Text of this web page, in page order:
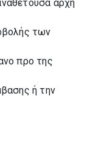
αρχή
των
προ της
ή την